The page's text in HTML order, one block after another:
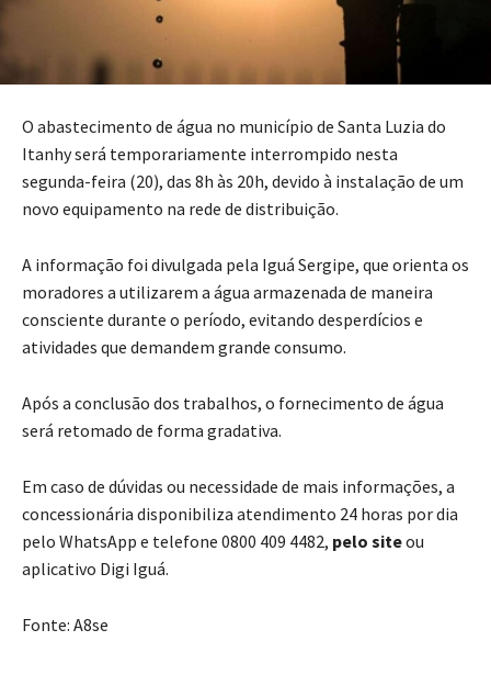
O abastecimento de água no município de Santa Luzia do
Itanhy será temporariamente interrompido nesta
segunda-feira (20), das 8h às 20h, devido à instalação de um
novo equipamento na rede de distribuição.
A informação foi divulgada pela Iguá Sergipe, que orienta os
moradores a utilizarem a água armazenada de maneira
consciente durante o período, evitando desperdícios e
atividades que demandem grande consumo.
Após a conclusão dos trabalhos, o fornecimento de água
será retomado de forma gradativa.
Em caso de dúvidas ou necessidade de mais informações, a
concessionária disponibiliza atendimento 24 horas por dia
pelo WhatsApp e telefone 0800 409 4482, pelo siteou
aplicativo Digi Iguá.
Fonte: A8se